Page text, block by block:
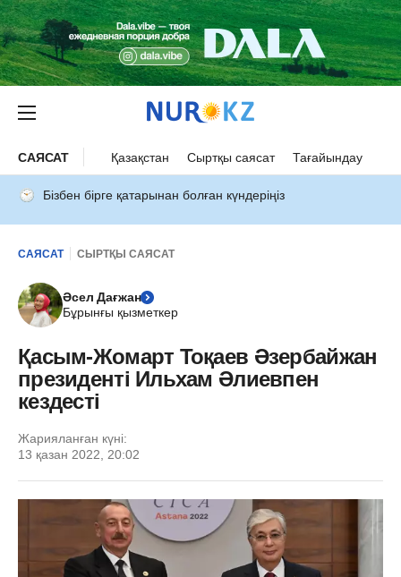
САЯСАТ Қазақстан Сыртқы саясат Тағайындау
Бізбен бірге қатарынан болған күндеріңіз
САЯСАТ СЫРТҚЫ САЯСАТ
Әсел Дағжан
Бұрынғы қызметкер
Қасым-Жомарт Тоқаев Әзербайжан
президенті Ильхам Әлиевпен
кездесті
Жарияланған күні:
13 қазан 2022, 20:02